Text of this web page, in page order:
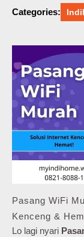
Categories:
Pasang WiFi
Kenceng &
Lo lagi nyari